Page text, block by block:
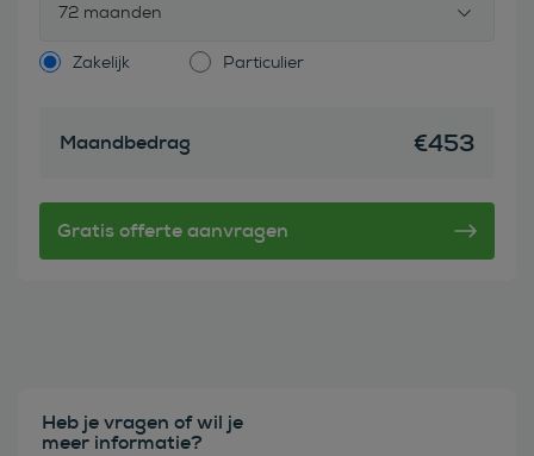
72 maanden
Zakelijk Particulier
Maandbedrag €453
Heb je vragen of wil je
meer informatie?